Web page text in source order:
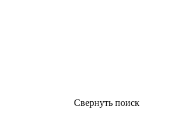
Свернуть поиск